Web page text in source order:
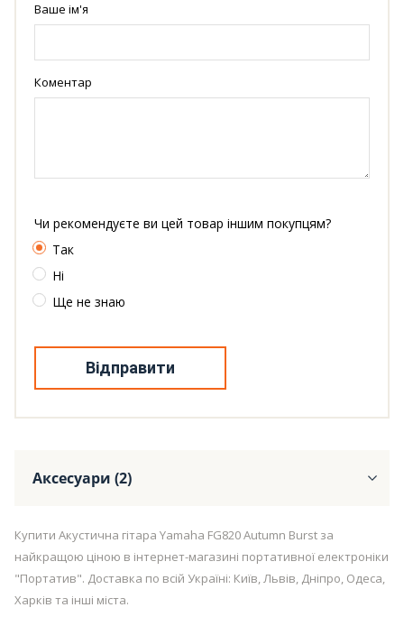
Ваше ім'я
Коментар
Чи рекомендуєте ви цей товар іншим покупцям?
Так
Ні
Ще не знаю
Відправити
Аксесуари (2)
Купити Акустична гітара Yamaha FG820 Autumn Burst за
найкращою ціною в інтернет-магазині портативної електроніки
"Портатив". Доставка по всій Україні: Київ, Львів, Дніпро, Одеса,
Харків та інші міста.